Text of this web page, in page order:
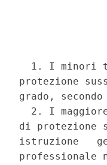
1. I minori
protezione
grado,
2. I
di protezione
istruzione